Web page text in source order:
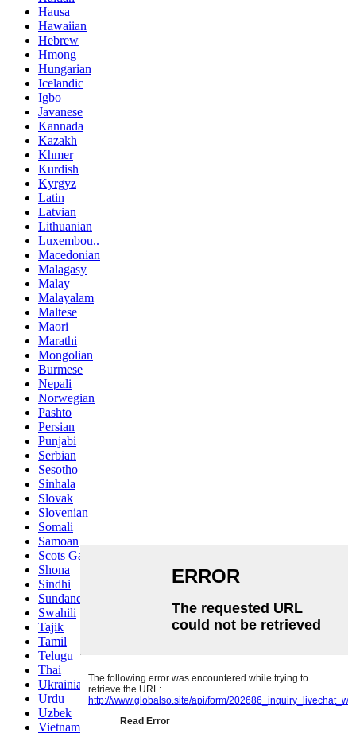
Hausa
Hawaiian
Hebrew
Hmong
Hungarian
Icelandic
Igbo
Javanese
Kannada
Kazakh
Khmer
Kurdish
Kyrgyz
Latin
Latvian
Lithuanian
Luxembou..
Macedonian
Malagasy
Malay
Malayalam
Maltese
Maori
Marathi
Mongolian
Burmese
Nepali
Norwegian
Pashto
Persian
Punjabi
Serbian
Sesotho
Sinhala
Slovak
Slovenian
Somali
Samoan
Scots Gaelic
Shona
Sindhi
Sundanese
Swahili
Tajik
Tamil
Telugu
Thai
Ukrainian
Urdu
Uzbek
Vietnamese